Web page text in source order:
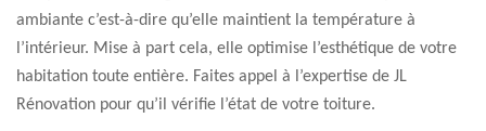
ambiante c’est-à-dire qu’elle maintient la température à
l’intérieur. Mise à part cela, elle optimise l’esthétique de votre
habitation toute entière. Faites appel à l’expertise de JL
Rénovation pour qu’il vérifie l’état de votre toiture.